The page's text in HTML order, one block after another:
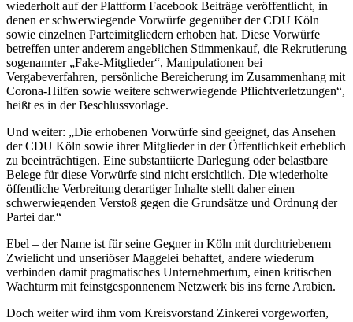
wiederholt auf der Plattform Facebook Beiträge veröffentlicht, in
denen er schwerwiegende Vorwürfe gegenüber der CDU Köln
sowie einzelnen Parteimitgliedern erhoben hat. Diese Vorwürfe
betreffen unter anderem angeblichen Stimmenkauf, die Rekrutierung
sogenannter „Fake-Mitglieder“, Manipulationen bei
Vergabeverfahren, persönliche Bereicherung im Zusammenhang mit
Corona-Hilfen sowie weitere schwerwiegende Pflichtverletzungen“,
heißt es in der Beschlussvorlage.
Und weiter: „Die erhobenen Vorwürfe sind geeignet, das Ansehen
der CDU Köln sowie ihrer Mitglieder in der Öffentlichkeit erheblich
zu beeinträchtigen. Eine substantiierte Darlegung oder belastbare
Belege für diese Vorwürfe sind nicht ersichtlich. Die wiederholte
öffentliche Verbreitung derartiger Inhalte stellt daher einen
schwerwiegenden Verstoß gegen die Grundsätze und Ordnung der
Partei dar.“
Ebel – der Name ist für seine Gegner in Köln mit durchtriebenem
Zwielicht und unseriöser Maggelei behaftet, andere wiederum
verbinden damit pragmatisches Unternehmertum, einen kritischen
Wachturm mit feinstgesponnenem Netzwerk bis ins ferne Arabien.
Doch weiter wird ihm vom Kreisvorstand Zinkerei vorgeworfen,